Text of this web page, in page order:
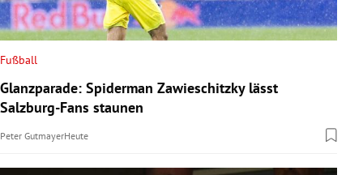
Fußball
Glanzparade: Spiderman Zawieschitzky lässt
Salzburg-Fans staunen
Peter GutmayerHeute